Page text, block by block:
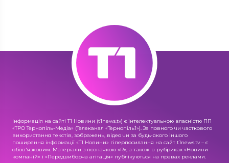
Інформація на сайті Т1 Новини (t1news.tv) є інтелектуальною власністю ПП
«ТРО Тернопіль-Медіа» (Телеканал «Тернопіль1»). За повного чи часткового
використання текстів, зображень, відео чи за будь-якого іншого
поширення інформації «Т1 Новини» гіперпосилання на сайт t1news.tv – є
обов'язковим. Матеріали з позначкою «R», а також в рубриках «Новини
компаній» і «Передвиборча агітація» публікуються на правах реклами.